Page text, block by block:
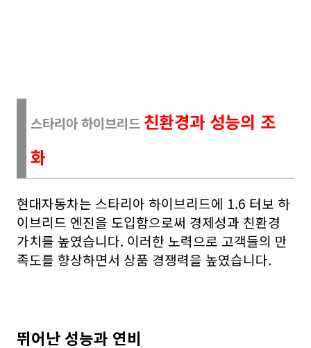
스타리아 하이브리드 친환경과 성능의 조
화
현대자동차는 스타리아 하이브리드에 1.6 터보 하
이브리드 엔진을 도입함으로써 경제성과 친환경
가치를 높였습니다. 이러한 노력으로 고객들의 만
족도를 향상하면서 상품 경쟁력을 높였습니다.
뛰어난 성능과 연비